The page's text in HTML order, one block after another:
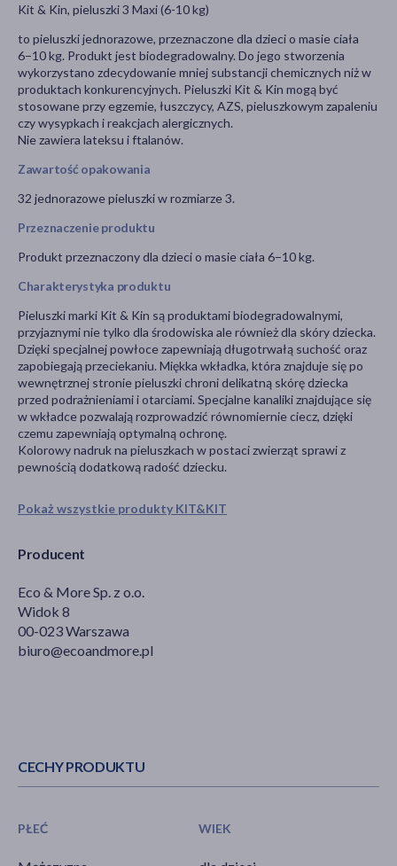
Pokaż wszystkie produkty KIT&KIT
Producent
Eco & More Sp. z o.o.
Widok 8
00-023 Warszawa
biuro@ecoandmore.pl
Kit & Kin, pieluszki 3 Maxi (6-10 kg)
to pieluszki jednorazowe, przeznaczone dla dzieci o masie ciała
6−10 kg. Produkt jest biodegradowalny. Do jego stworzenia
wykorzystano zdecydowanie mniej substancji chemicznych niż w
produktach konkurencyjnych. Pieluszki Kit & Kin mogą być
stosowane przy egzemie, łuszczycy, AZS, pieluszkowym zapaleniu
czy wysypkach i reakcjach alergicznych.
Nie zawiera lateksu i ftalanów.
Zawartość opakowania
32 jednorazowe pieluszki w rozmiarze 3.
Przeznaczenie produktu
Produkt przeznaczony dla dzieci o masie ciała 6−10 kg.
Charakterystyka produktu
Pieluszki marki Kit & Kin są produktami biodegradowalnymi,
przyjaznymi nie tylko dla środowiska ale również dla skóry dziecka.
Dzięki specjalnej powłoce zapewniają długotrwałą suchość oraz
zapobiegają przeciekaniu. Miękka wkładka, która znajduje się po
wewnętrznej stronie pieluszki chroni delikatną skórę dziecka
przed podrażnieniami i otarciami. Specjalne kanaliki znajdujące się
w wkładce pozwalają rozprowadzić równomiernie ciecz, dzięki
czemu zapewniają optymalną ochronę.
Kolorowy nadruk na pieluszkach w postaci zwierząt sprawi z
pewnością dodatkową radość dziecku.
CECHY PRODUKTU
PŁEĆ WIEK